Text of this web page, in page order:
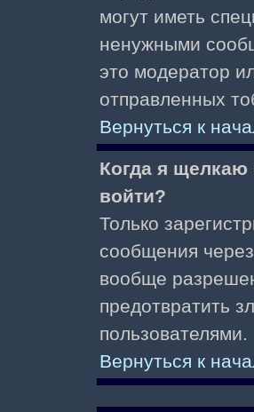
могут иметь
ненужными
это модератор
отправленных
Вернуться к
Когда я щелкаю
войти?
Только
сообщения
вообще
предотвратить
пользователями.
Вернуться к